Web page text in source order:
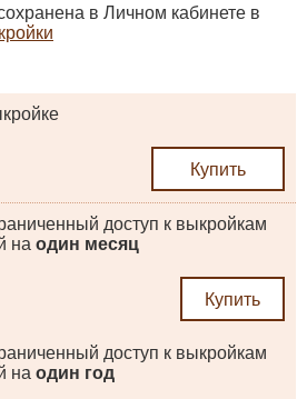
в Личном кабинете в
Купить
доступ к выкройкам
на один месяц
Купить
доступ к выкройкам
на один год